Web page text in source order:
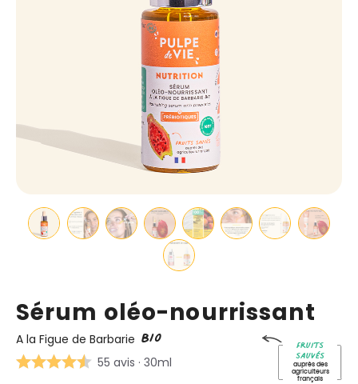
Sérum oléo-nourrissant
A la Figue de Barbarie BIO Fruits
sauvés
auprès des
agriculteurs
français
55 avis · 30ml